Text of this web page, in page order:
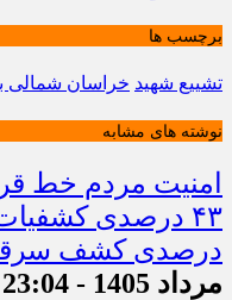
برچسب ها
تشییع شهید خراسان شمالی
نوشته های مشابه
امنیت مردم خط
درصدی کشف
مرداد 1405 - 23:04